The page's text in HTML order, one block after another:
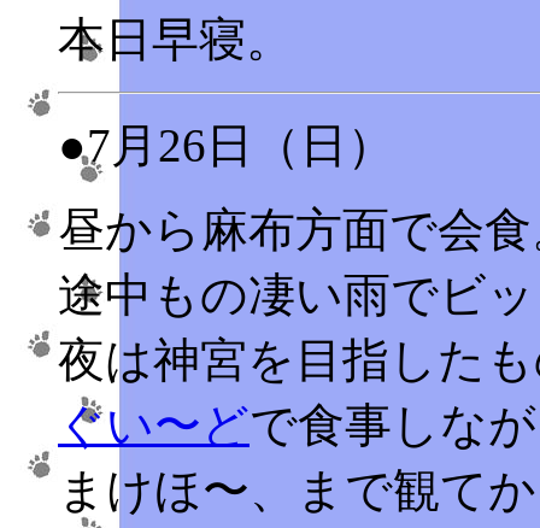
本日早寝。
●7月26日（日）
昼から麻布方面で会
途中もの凄い雨でビ
夜は神宮を目指した
ぐい〜どで食事しな
まけほ〜、まで観て